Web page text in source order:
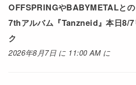
OFFSPRINGやBABYMETALとの
7thアルバム『Tanzneid』本日8/
ク
2026年8月7日 に 11:00 AM に